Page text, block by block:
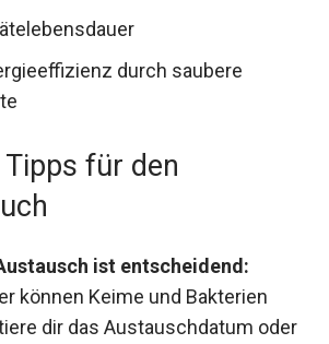
durch saubere
für den
ist entscheidend:
können Keime und Bakterien
dir das Austauschdatum oder